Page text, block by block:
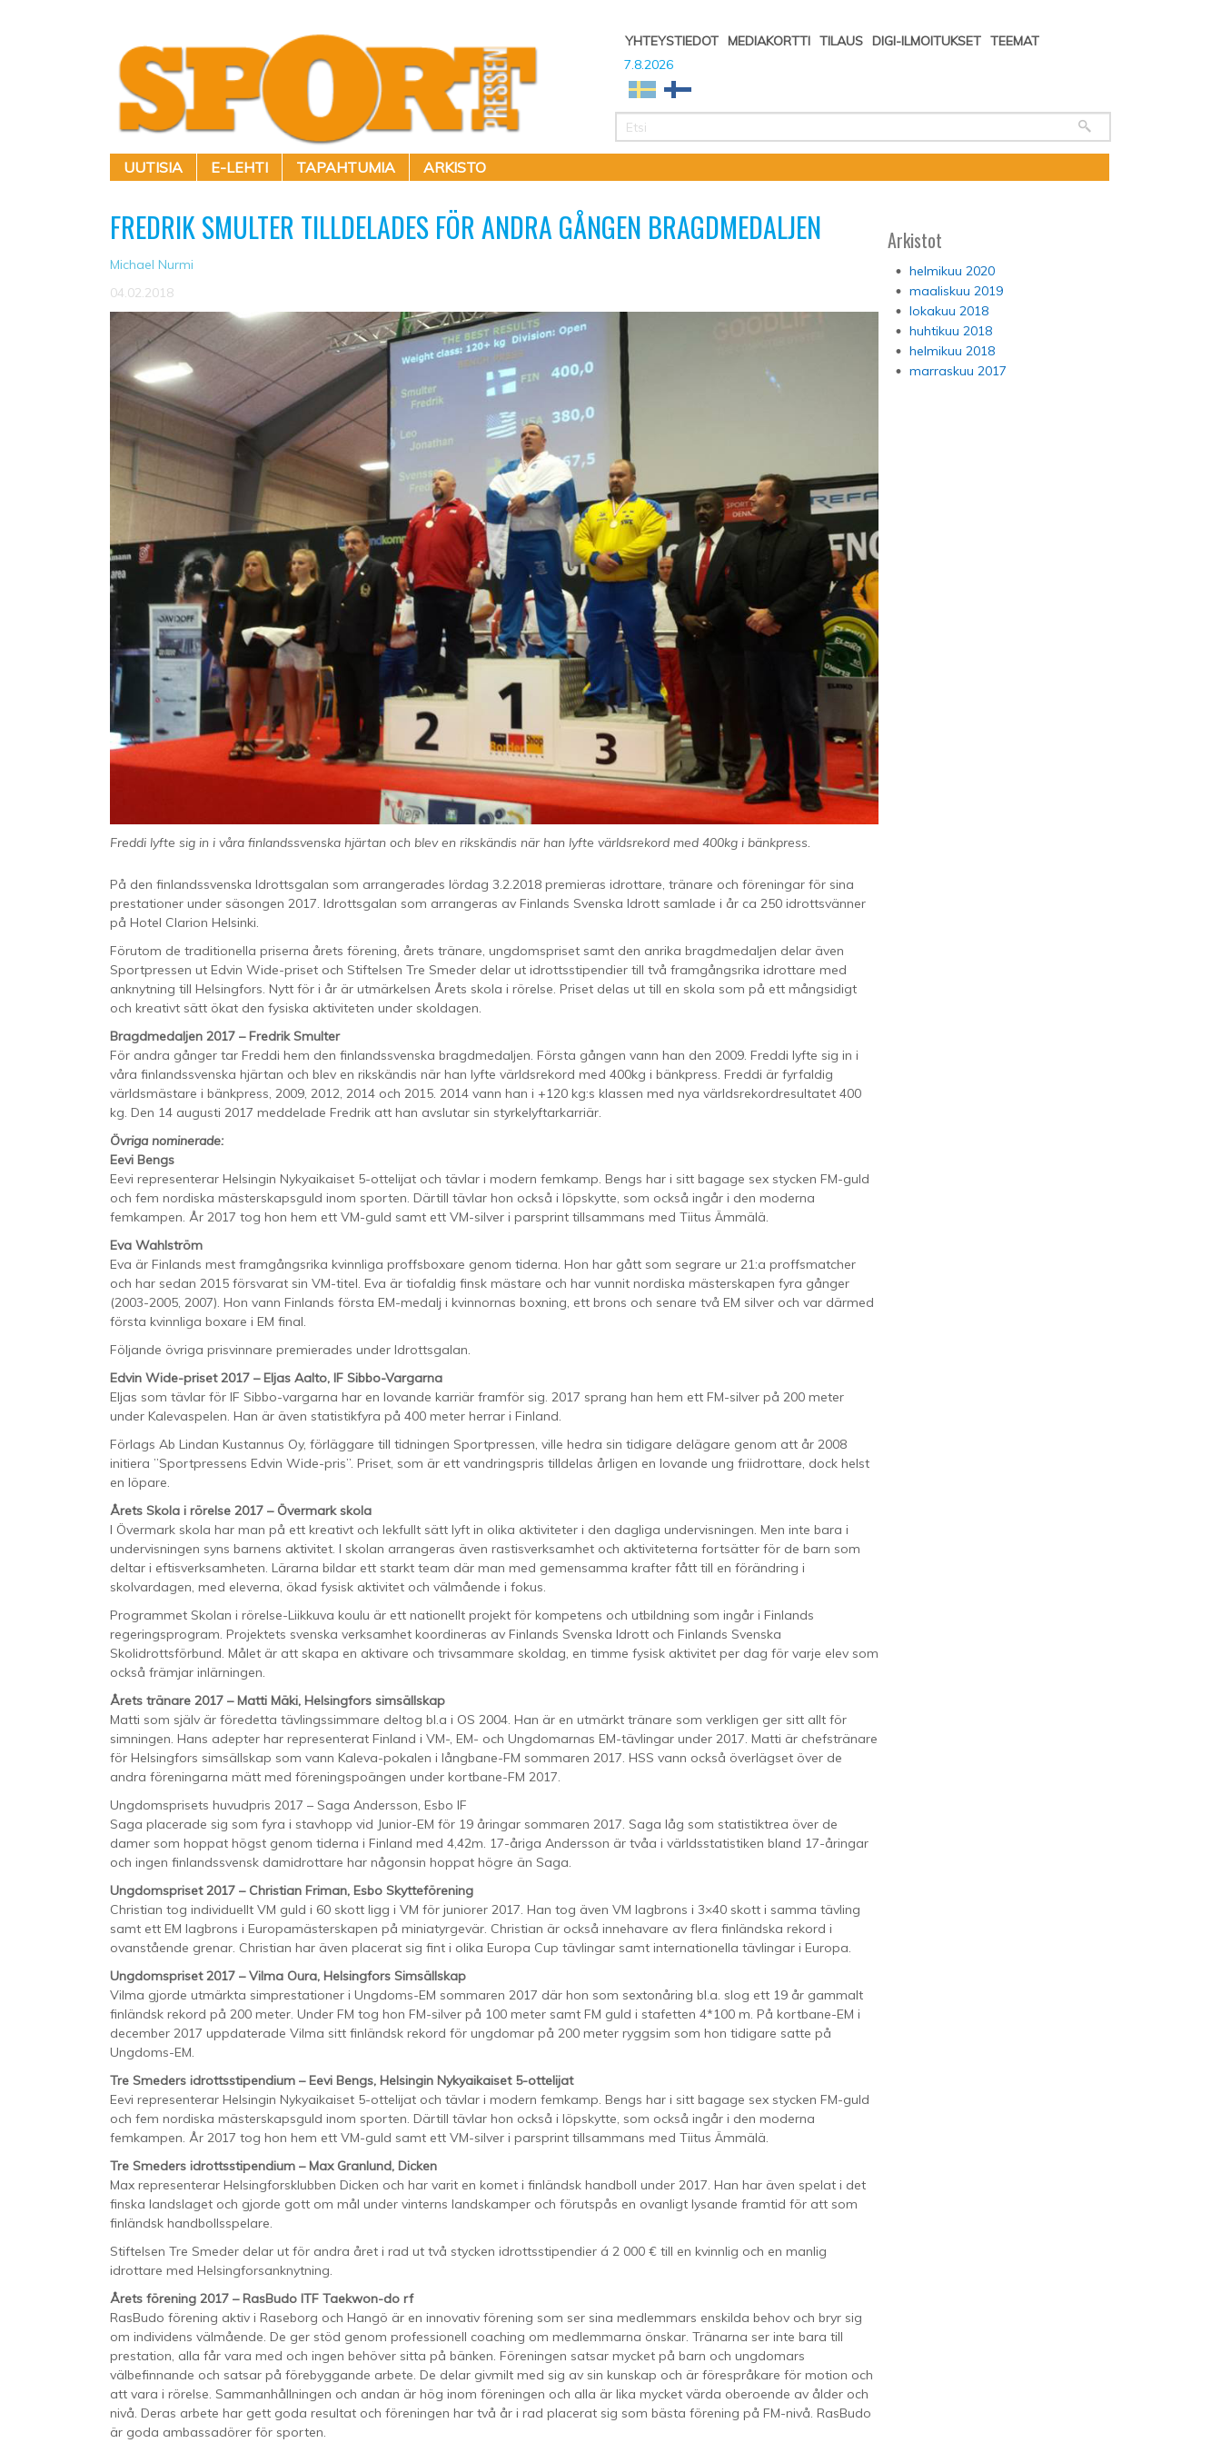
YHTEYSTIEDOT MEDIAKORTTI TILAUS DIGI-ILMOITUKSET TEEMAT
7.8.2026
UUTISIA E-LEHTI TAPAHTUMIA ARKISTO
Arkistot
helmikuu 2020
maaliskuu 2019
lokakuu 2018
huhtikuu 2018
helmikuu 2018
marraskuu 2017
FREDRIK SMULTER TILLDELADES FÖR ANDRA GÅNGEN BRAGDMEDALJEN
Michael Nurmi
04.02.2018
Freddi lyfte sig in i våra finlandssvenska hjärtan och blev en rikskändis när han lyfte världsrekord med 400kg i bänkpress.
På den finlandssvenska Idrottsgalan som arrangerades lördag 3.2.2018 premieras idrottare, tränare och föreningar för sina
prestationer under säsongen 2017. Idrottsgalan som arrangeras av Finlands Svenska Idrott samlade i år ca 250 idrottsvänner
på Hotel Clarion Helsinki.
Förutom de traditionella priserna årets förening, årets tränare, ungdomspriset samt den anrika bragdmedaljen delar även
Sportpressen ut Edvin Wide-priset och Stiftelsen Tre Smeder delar ut idrottsstipendier till två framgångsrika idrottare med
anknytning till Helsingfors. Nytt för i år är utmärkelsen Årets skola i rörelse. Priset delas ut till en skola som på ett mångsidigt
och kreativt sätt ökat den fysiska aktiviteten under skoldagen.
Bragdmedaljen 2017 – Fredrik Smulter
För andra gånger tar Freddi hem den finlandssvenska bragdmedaljen. Första gången vann han den 2009. Freddi lyfte sig in i
våra finlandssvenska hjärtan och blev en rikskändis när han lyfte världsrekord med 400kg i bänkpress. Freddi är fyrfaldig
världsmästare i bänkpress, 2009, 2012, 2014 och 2015. 2014 vann han i +120 kg:s klassen med nya världsrekordresultatet 400
kg. Den 14 augusti 2017 meddelade Fredrik att han avslutar sin styrkelyftarkarriär.
Övriga nominerade:
Eevi Bengs
Eevi representerar Helsingin Nykyaikaiset 5-ottelijat och tävlar i modern femkamp. Bengs har i sitt bagage sex stycken FM-guld
och fem nordiska mästerskapsguld inom sporten. Därtill tävlar hon också i löpskytte, som också ingår i den moderna
femkampen. År 2017 tog hon hem ett VM-guld samt ett VM-silver i parsprint tillsammans med Tiitus Ämmälä.
Eva Wahlström
Eva är Finlands mest framgångsrika kvinnliga proffsboxare genom tiderna. Hon har gått som segrare ur 21:a proffsmatcher
och har sedan 2015 försvarat sin VM-titel. Eva är tiofaldig finsk mästare och har vunnit nordiska mästerskapen fyra gånger
(2003-2005, 2007). Hon vann Finlands första EM-medalj i kvinnornas boxning, ett brons och senare två EM silver och var därmed
första kvinnliga boxare i EM final.
Följande övriga prisvinnare premierades under Idrottsgalan.
Edvin Wide-priset 2017 – Eljas Aalto, IF Sibbo-Vargarna
Eljas som tävlar för IF Sibbo-vargarna har en lovande karriär framför sig. 2017 sprang han hem ett FM-silver på 200 meter
under Kalevaspelen. Han är även statistikfyra på 400 meter herrar i Finland.
Förlags Ab Lindan Kustannus Oy, förläggare till tidningen Sportpressen, ville hedra sin tidigare delägare genom att år 2008
initiera ”Sportpressens Edvin Wide-pris”. Priset, som är ett vandringspris tilldelas årligen en lovande ung friidrottare, dock helst
en löpare.
Årets Skola i rörelse 2017 – Övermark skola
I Övermark skola har man på ett kreativt och lekfullt sätt lyft in olika aktiviteter i den dagliga undervisningen. Men inte bara i
undervisningen syns barnens aktivitet. I skolan arrangeras även rastisverksamhet och aktiviteterna fortsätter för de barn som
deltar i eftisverksamheten. Lärarna bildar ett starkt team där man med gemensamma krafter fått till en förändring i
skolvardagen, med eleverna, ökad fysisk aktivitet och välmående i fokus.
Programmet Skolan i rörelse-Liikkuva koulu är ett nationellt projekt för kompetens och utbildning som ingår i Finlands
regeringsprogram. Projektets svenska verksamhet koordineras av Finlands Svenska Idrott och Finlands Svenska
Skolidrottsförbund. Målet är att skapa en aktivare och trivsammare skoldag, en timme fysisk aktivitet per dag för varje elev som
också främjar inlärningen.
Årets tränare 2017 – Matti Mäki, Helsingfors simsällskap
Matti som själv är föredetta tävlingssimmare deltog bl.a i OS 2004. Han är en utmärkt tränare som verkligen ger sitt allt för
simningen. Hans adepter har representerat Finland i VM-, EM- och Ungdomarnas EM-tävlingar under 2017. Matti är chefstränare
för Helsingfors simsällskap som vann Kaleva-pokalen i långbane-FM sommaren 2017. HSS vann också överlägset över de
andra föreningarna mätt med föreningspoängen under kortbane-FM 2017.
Ungdomsprisets huvudpris 2017 – Saga Andersson, Esbo IF
Saga placerade sig som fyra i stavhopp vid Junior-EM för 19 åringar sommaren 2017. Saga låg som statistiktrea över de
damer som hoppat högst genom tiderna i Finland med 4,42m. 17-åriga Andersson är tvåa i världsstatistiken bland 17-åringar
och ingen finlandssvensk damidrottare har någonsin hoppat högre än Saga.
Ungdomspriset 2017 – Christian Friman, Esbo Skytteförening
Christian tog individuellt VM guld i 60 skott ligg i VM för juniorer 2017. Han tog även VM lagbrons i 3×40 skott i samma tävling
samt ett EM lagbrons i Europamästerskapen på miniatyrgevär. Christian är också innehavare av flera finländska rekord i
ovanstående grenar. Christian har även placerat sig fint i olika Europa Cup tävlingar samt internationella tävlingar i Europa.
Ungdomspriset 2017 – Vilma Oura, Helsingfors Simsällskap
Vilma gjorde utmärkta simprestationer i Ungdoms-EM sommaren 2017 där hon som sextonåring bl.a. slog ett 19 år gammalt
finländsk rekord på 200 meter. Under FM tog hon FM-silver på 100 meter samt FM guld i stafetten 4*100 m. På kortbane-EM i
december 2017 uppdaterade Vilma sitt finländsk rekord för ungdomar på 200 meter ryggsim som hon tidigare satte på
Ungdoms-EM.
Tre Smeders idrottsstipendium – Eevi Bengs, Helsingin Nykyaikaiset 5-ottelijat
Eevi representerar Helsingin Nykyaikaiset 5-ottelijat och tävlar i modern femkamp. Bengs har i sitt bagage sex stycken FM-guld
och fem nordiska mästerskapsguld inom sporten. Därtill tävlar hon också i löpskytte, som också ingår i den moderna
femkampen. År 2017 tog hon hem ett VM-guld samt ett VM-silver i parsprint tillsammans med Tiitus Ämmälä.
Tre Smeders idrottsstipendium – Max Granlund, Dicken
Max representerar Helsingforsklubben Dicken och har varit en komet i finländsk handboll under 2017. Han har även spelat i det
finska landslaget och gjorde gott om mål under vinterns landskamper och förutspås en ovanligt lysande framtid för att som
finländsk handbollsspelare.
Stiftelsen Tre Smeder delar ut för andra året i rad ut två stycken idrottsstipendier á 2 000 € till en kvinnlig och en manlig
idrottare med Helsingforsanknytning.
Årets förening 2017 – RasBudo ITF Taekwon-do rf
RasBudo förening aktiv i Raseborg och Hangö är en innovativ förening som ser sina medlemmars enskilda behov och bryr sig
om individens välmående. De ger stöd genom professionell coaching om medlemmarna önskar. Tränarna ser inte bara till
prestation, alla får vara med och ingen behöver sitta på bänken. Föreningen satsar mycket på barn och ungdomars
välbefinnande och satsar på förebyggande arbete. De delar givmilt med sig av sin kunskap och är förespråkare för motion och
att vara i rörelse. Sammanhållningen och andan är hög inom föreningen och alla är lika mycket värda oberoende av ålder och
nivå. Deras arbete har gett goda resultat och föreningen har två år i rad placerat sig som bästa förening på FM-nivå. RasBudo
är goda ambassadörer för sporten.